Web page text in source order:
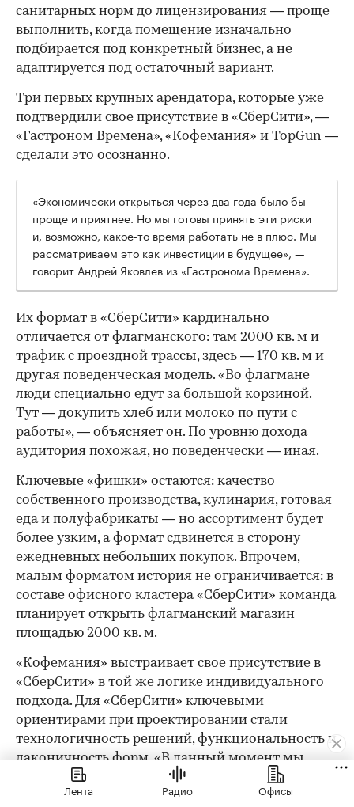
санитарных норм до лицензирования — проще
выполнить, когда помещение изначально
подбирается под конкретный бизнес, а не
адаптируется под остаточный вариант.
Три первых крупных арендатора, которые уже
подтвердили свое присутствие в «СберСити», —
«Гастроном Времена», «Кофемания» и TopGun —
сделали это осознанно.
«Экономически открыться через два года было бы
проще и приятнее. Но мы готовы принять эти риски
и, возможно, какое-то время работать не в плюс. Мы
рассматриваем это как инвестиции в будущее», —
говорит Андрей Яковлев из «Гастронома Времена».
Их формат в «СберСити» кардинально
отличается от флагманского: там 2000 кв. м и
трафик с проездной трассы, здесь — 170 кв. м и
другая поведенческая модель. «Во флагмане
люди специально едут за большой корзиной.
Тут — докупить хлеб или молоко по пути с
работы», — объясняет он. По уровню дохода
аудитория похожая, но поведенчески — иная.
Ключевые «фишки» остаются: качество
собственного производства, кулинария, готовая
еда и полуфабрикаты — но ассортимент будет
более узким, а формат сдвинется в сторону
ежедневных небольших покупок. Впрочем,
малым форматом история не ограничивается: в
составе офисного кластера «СберСити» команда
планирует открыть флагманский магазин
площадью 2000 кв. м.
«Кофемания» выстраивает свое присутствие в
«СберСити» в той же логике индивидуального
подхода. Для «СберСити» ключевыми
ориентирами при проектировании стали
технологичность решений, функциональность и
лаконичность форм. «В данный момент мы
разрабатываем стратегию интеграции
искусственного интеллекта GigaChat, так как
Лента Радио Офисы